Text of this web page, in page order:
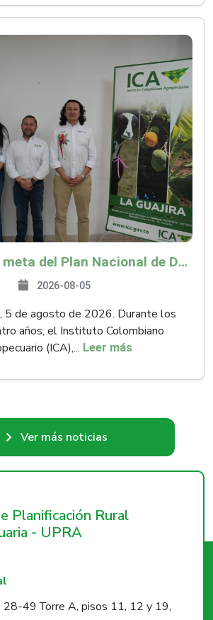
ICA superó la meta del Plan Nacional de Desarrollo y abrió 61 mercados internacionales
2026-08-05
5 de agosto de 2026. Durante los
años, el Instituto Colombiano
(ICA),... Leer más
Ver más noticias
Planificación Rural
- UPRA
28-49 Torre A, pisos 11, 12 y 19,